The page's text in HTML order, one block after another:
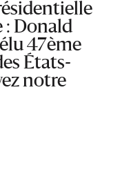
: Donald
47ème
États-
notre